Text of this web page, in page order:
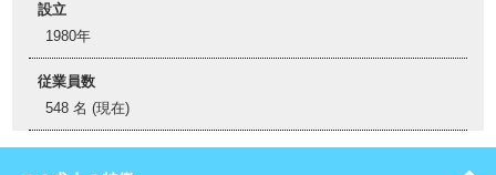
設立
1980年
従業員数
548 名 (現在)